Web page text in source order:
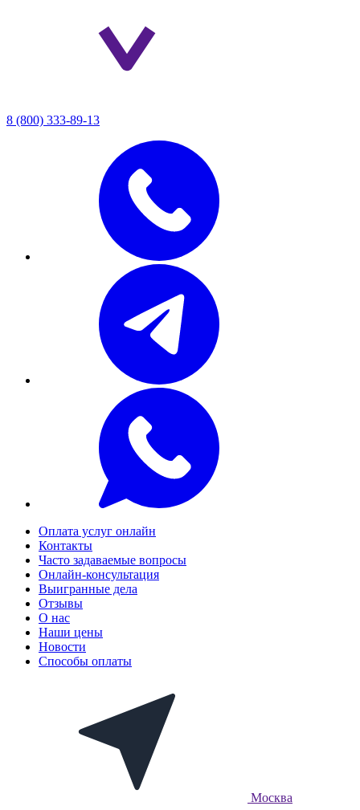
8 (800) 333-89-13
Оплата услуг онлайн
Контакты
Часто задаваемые вопросы
Онлайн-консультация
Выигранные дела
Отзывы
О нас
Наши цены
Новости
Способы оплаты
Москва